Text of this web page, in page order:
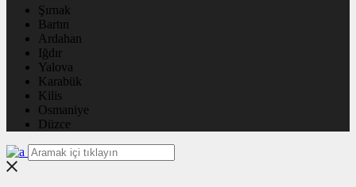
Şırnak
Bartın
Ardahan
Iğdır
Yalova
Karabük
Kilis
Osmaniye
Düzce